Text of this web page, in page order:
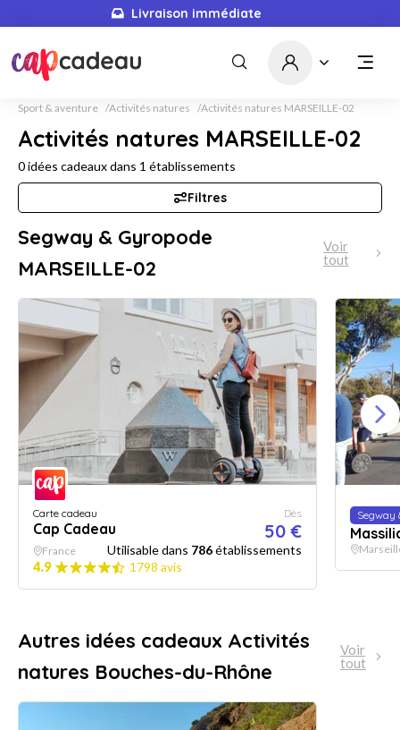
Livraison immédiate
Sport & aventure Activités natures Activités natures MARSEILLE-02
Activités natures MARSEILLE-02
0idées cadeaux dans 1 établissements
Filtres
Segway & Gyropode
MARSEILLE-02
Voir
tout
Carte cadeau
Cap Cadeau
Dès
50 €
France Utilisable dans 786établissements
4.9
1798 avis
Segway
Autres idées cadeaux Activités
natures Bouches-du-Rhône
Voir
tout